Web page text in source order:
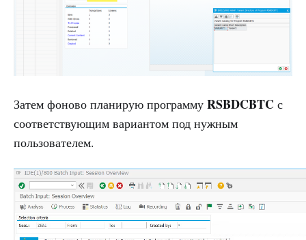
Затем фоново планирую программу RSBDCBTC с
соответствующим вариантом под нужным
пользователем.